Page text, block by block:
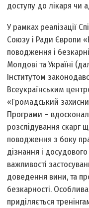
доступу до лікаря чи
У рамках реалізації
Союзу і Ради Європи
поводження і
Молдові та Україні
Інститутом
Всеукраїнським
«Громадський
Програми –
розслідування скарг
поводження з боку
дізнання і
важливості
доведення вини, та
безкарності.
приділяється